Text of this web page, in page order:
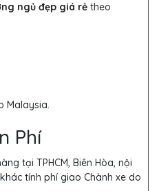
ngủ đẹp giá rẻ theo
Malaysia.
Phí
tại TPHCM, Biên Hòa, nội
tính phí giao Chành xe do